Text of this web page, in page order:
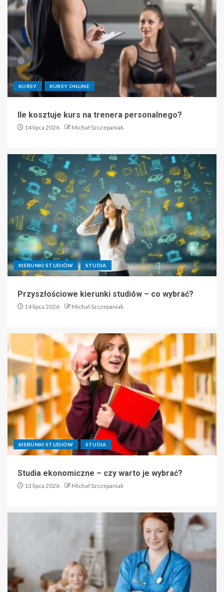
KURSY KURSY ONLINE
Ile kosztuje kurs na trenera personalnego?
14 lipca 2026 Michał Szczepaniak
KIERUNKI STUDIÓW STUDIA
Przyszłościowe kierunki studiów – co wybrać?
14 lipca 2026 Michał Szczepaniak
KIERUNKI STUDIÓW STUDIA
Studia ekonomiczne – czy warto je wybrać?
13 lipca 2026 Michał Szczepaniak